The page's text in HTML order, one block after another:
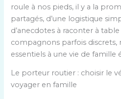
roule à nos pieds, il y a la
partagés, d’une logistique
d’anecdotes à raconter à
compagnons parfois discrets,
essentiels à une vie de
Le porteur routier : choisir le
voyager en famille